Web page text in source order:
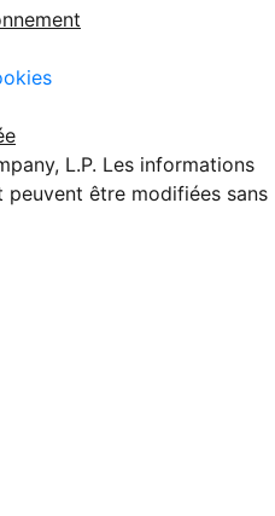
L.P. Les informations
être modifiées sans